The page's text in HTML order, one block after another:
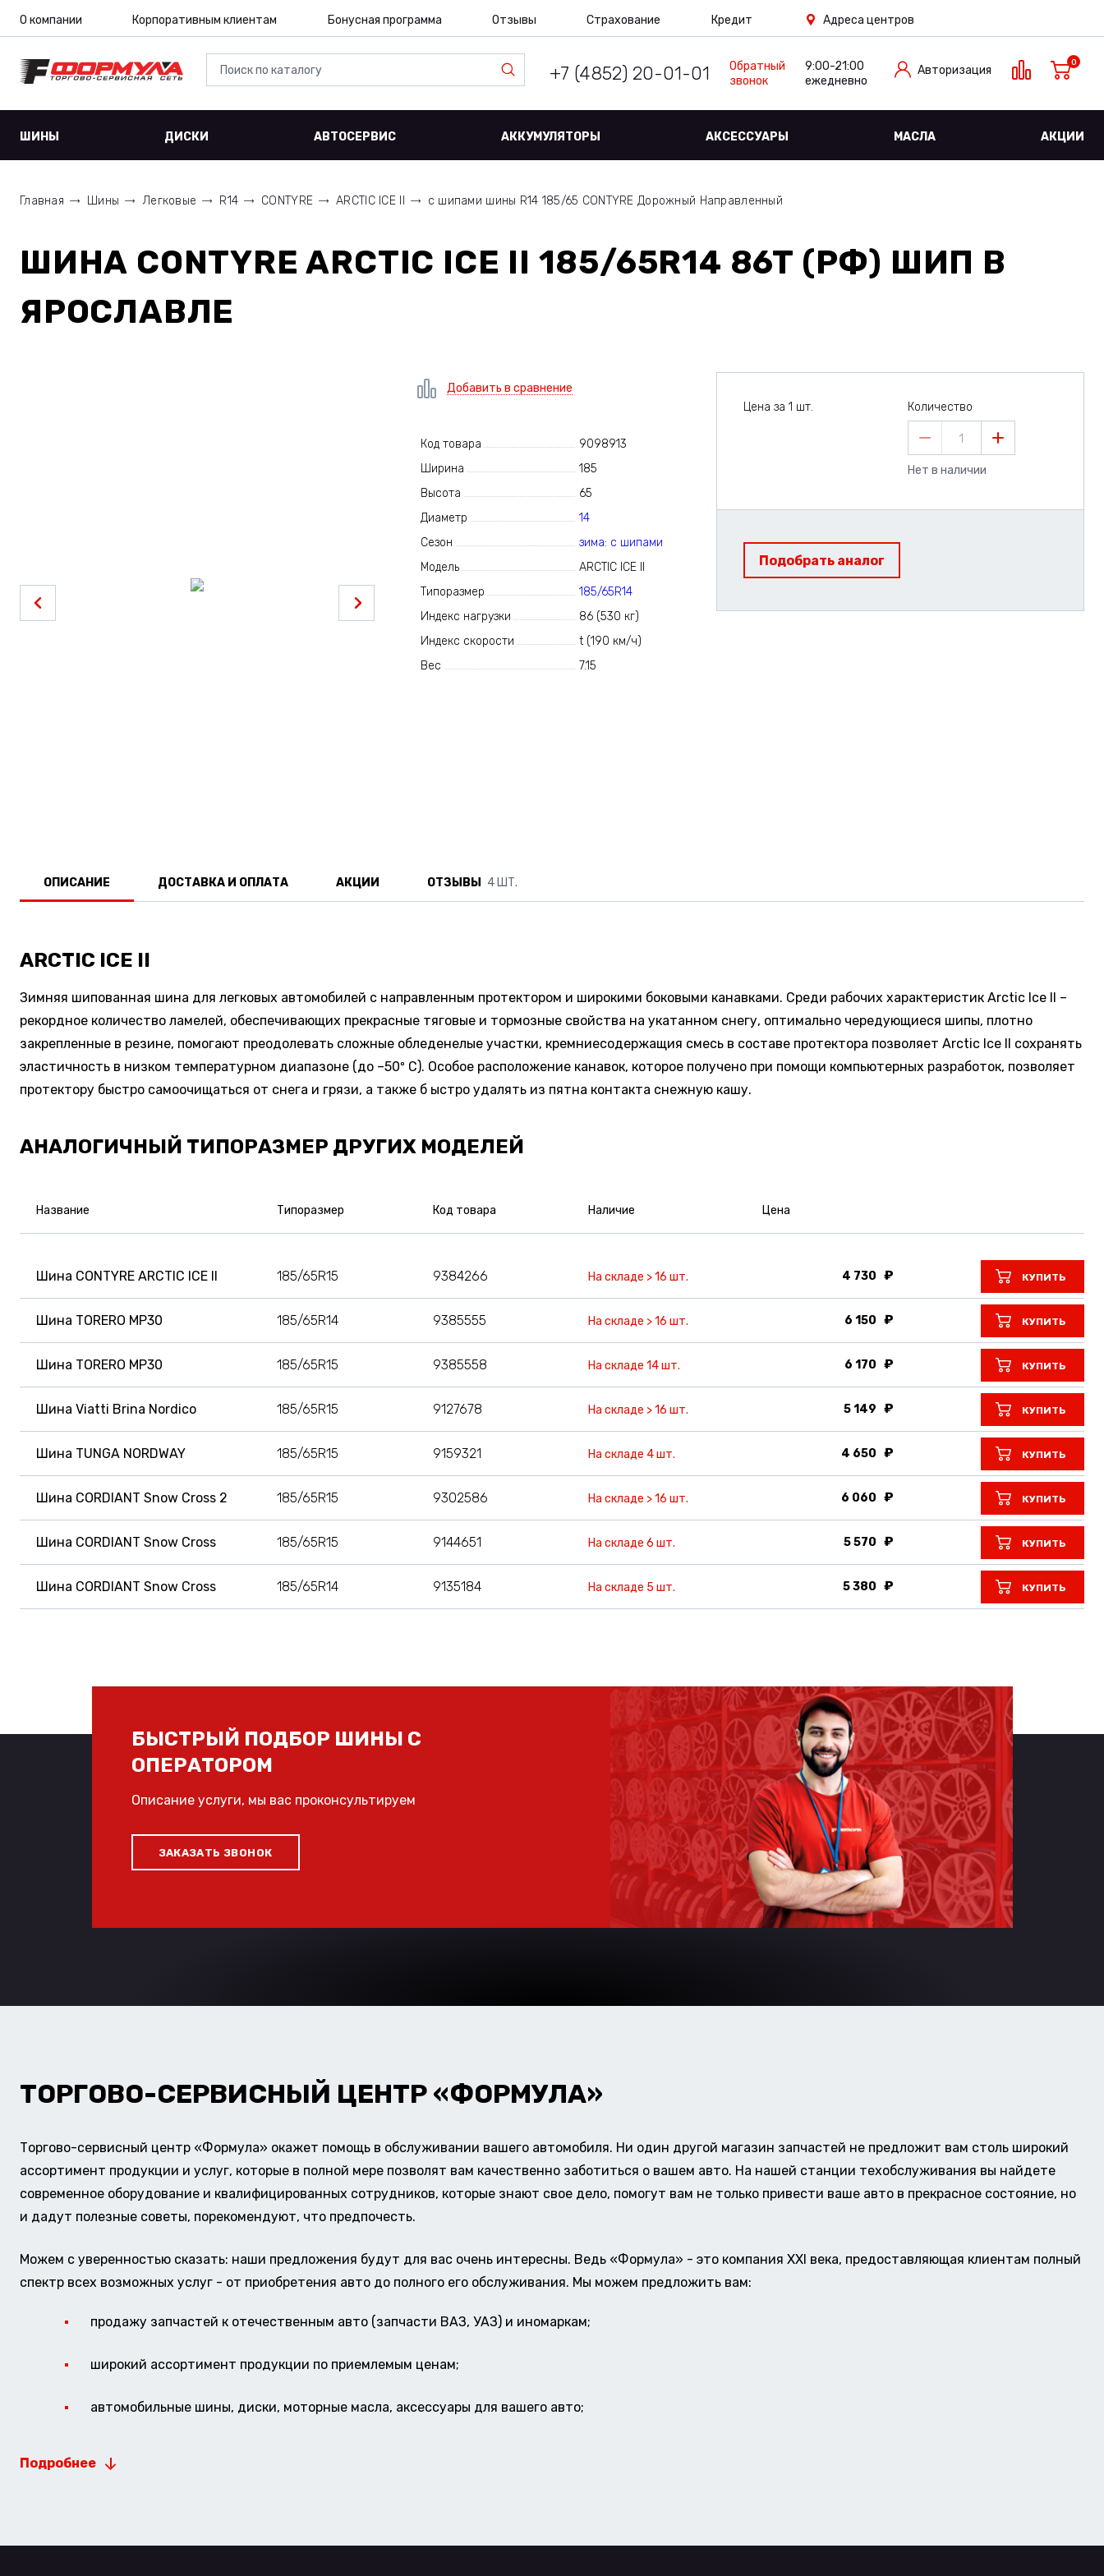
О компании Корпоративным клиентам Бонусная программа Отзывы Страхование Кредит Адреса центров
+7 (4852) 20-01-01
Обратный
звонок
9:00-21:00
ежедневно
Авторизация
0
ШИНЫ ДИСКИ АВТОСЕРВИС АККУМУЛЯТОРЫ АКСЕССУАРЫ МАСЛА АКЦИИ
Главная Шины Легковые R14 CONTYRE ARCTIC ICE II с шипами шины R14 185/65 CONTYRE Дорожный Направленный
ШИНА CONTYRE ARCTIC ICE II 185/65R14 86T (РФ) ШИП В
ЯРОСЛАВЛЕ
Добавить в сравнение
Код товара
9098913
Ширина
185
Высота
65
Диаметр
14
Сезон
зима: с шипами
Модель
ARCTIC ICE II
Типоразмер
185/65R14
Индекс нагрузки
86 (530 кг)
Индекс скорости
t (190 км/ч)
Вес
7.15
Цена за 1 шт. Количество
1
Нет в наличии
Подобрать аналог
ОПИСАНИЕ ДОСТАВКА И ОПЛАТА АКЦИИ ОТЗЫВЫ 4 ШТ.
ARCTIC ICE II
Зимняя шипованная шина для легковых автомобилей с направленным протектором и широкими боковыми канавками. Среди рабочих характеристик Arctic Ice II –
рекордное количество ламелей, обеспечивающих прекрасные тяговые и тормозные свойства на укатанном снегу, оптимально чередующиеся шипы, плотно
закрепленные в резине, помогают преодолевать сложные обледенелые участки, кремниесодержащия смесь в составе протектора позволяет Arctic Ice II сохранять
эластичность в низком температурном диапазоне (до –50º С). Особое расположение канавок, которое получено при помощи компьютерных разработок, позволяет
протектору быстро самоочищаться от снега и грязи, а также б ыстро удалять из пятна контакта снежную кашу.
АНАЛОГИЧНЫЙ ТИПОРАЗМЕР ДРУГИХ МОДЕЛЕЙ
Название Типоразмер Код товара Наличие Цена
Шина CONTYRE ARCTIC ICE II 185/65R15 9384266 На складе > 16 шт. 4 730 КУПИТЬ
Шина TORERO MP30 185/65R14 9385555 На складе > 16 шт. 6 150 КУПИТЬ
Шина TORERO MP30 185/65R15 9385558 На складе 14 шт. 6 170 КУПИТЬ
Шина Viatti Brina Nordico 185/65R15 9127678 На складе > 16 шт. 5 149 КУПИТЬ
Шина TUNGA NORDWAY 185/65R15 9159321 На складе 4 шт. 4 650 КУПИТЬ
Шина CORDIANT Snow Cross 2 185/65R15 9302586 На складе > 16 шт. 6 060 КУПИТЬ
Шина CORDIANT Snow Cross 185/65R15 9144651 На складе 6 шт. 5 570 КУПИТЬ
Шина CORDIANT Snow Cross 185/65R14 9135184 На складе 5 шт. 5 380 КУПИТЬ
БЫСТРЫЙ ПОДБОР ШИНЫ С
ОПЕРАТОРОМ
Описание услуги, мы вас проконсультируем
ЗАКАЗАТЬ ЗВОНОК
ТОРГОВО-СЕРВИСНЫЙ ЦЕНТР «ФОРМУЛА»
Торгово-сервисный центр «Формула» окажет помощь в обслуживании вашего автомобиля. Ни один другой магазин запчастей не предложит вам столь широкий
ассортимент продукции и услуг, которые в полной мере позволят вам качественно заботиться о вашем авто. На нашей станции техобслуживания вы найдете
современное оборудование и квалифицированных сотрудников, которые знают свое дело, помогут вам не только привести ваше авто в прекрасное состояние, но
и дадут полезные советы, порекомендуют, что предпочесть.
Можем с уверенностью сказать: наши предложения будут для вас очень интересны. Ведь «Формула» - это компания XXI века, предоставляющая клиентам полный
спектр всех возможных услуг - от приобретения авто до полного его обслуживания. Мы можем предложить вам:
продажу запчастей к отечественным авто (запчасти ВАЗ, УАЗ) и иномаркам;
широкий ассортимент продукции по приемлемым ценам;
автомобильные шины, диски, моторные масла, аксессуары для вашего авто;
Подробнее